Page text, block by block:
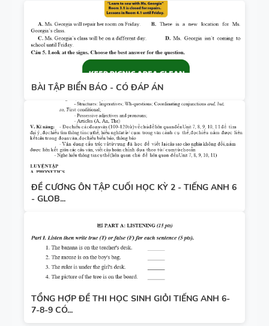
BÀI TẬP BIỂN BÁO - CÓ ĐÁP ÁN
ĐỀ CƯƠNG ÔN TẬP CUỐI HỌC KỲ 2 - TIẾNG ANH 6
- GLOB...
TỔNG HỢP ĐỀ THI HỌC SINH GIỎI TIẾNG ANH 6-
7-8-9 CÓ...